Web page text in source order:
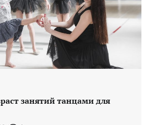
занятий танцами для